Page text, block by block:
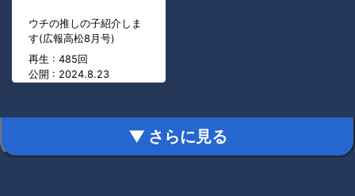
ウチの推しの子紹介しま
す(広報高松8月号)
再生 : 485回
公開 : 2024.8.23
▼ さらに見る